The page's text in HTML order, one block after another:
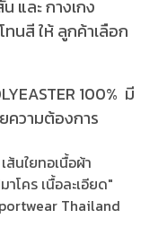
และ กางเกง
นสี ให้ ลูกค้าเลือก
100% มี
ความต้องการ
เส้นใยทอเนื้อผ้า
โคร เนื้อละเอียด"
Thailand